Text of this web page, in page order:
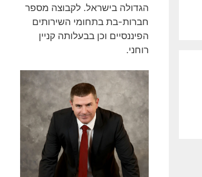
הגדולה בישראל. לקבוצה מספר
חברות-בת בתחומי השירותים
הפיננסיים וכן בבעלותה קניין
רוחני.